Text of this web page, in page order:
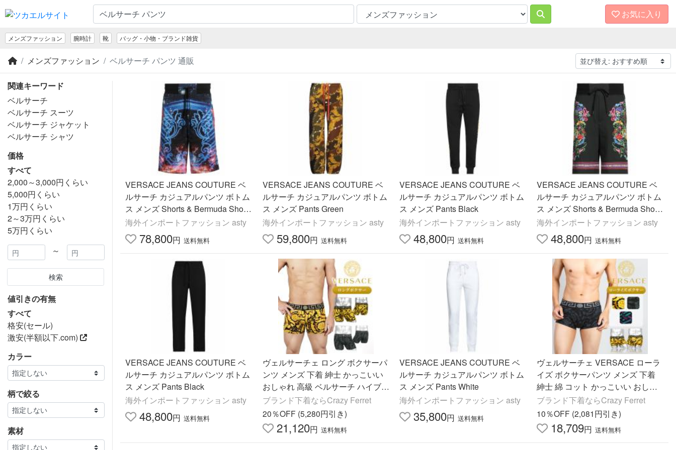
お気に入り
メンズファッション 腕時計 靴 バッグ・小物・ブランド雑貨
メンズファッション ベルサーチ パンツ 通販
関連キーワード
ベルサーチ
ベルサーチ スーツ
ベルサーチ ジャケット
ベルサーチ シャツ
価格
すべて
2,000～3,000円くらい
5,000円くらい
1万円くらい
2～3万円くらい
5万円くらい
～
検索
値引きの有無
すべて
格安(セール)
激安(半額以下.com)
カラー
柄で絞る
素材
VERSACE JEANS COUTURE ベ
ルサーチ カジュアルパンツ ボトム
ス メンズ Shorts & Bermuda Shorts
Black
海外インポートファッション asty
78,800円 送料無料
VERSACE JEANS COUTURE ベ
ルサーチ カジュアルパンツ ボトム
ス メンズ Pants Green
海外インポートファッション asty
59,800円 送料無料
VERSACE JEANS COUTURE ベ
ルサーチ カジュアルパンツ ボトム
ス メンズ Pants Black
海外インポートファッション asty
48,800円 送料無料
VERSACE JEANS COUTURE ベ
ルサーチ カジュアルパンツ ボトム
ス メンズ Shorts & Bermuda Shorts
Black
海外インポートファッション asty
48,800円 送料無料
VERSACE JEANS COUTURE ベ
ルサーチ カジュアルパンツ ボトム
ス メンズ Pants Black
海外インポートファッション asty
48,800円 送料無料
ヴェルサーチェ ロング ボクサーパ
ンツ メンズ 下着 紳士 かっこいい
おしゃれ 高級 ベルサーチ ハイブラ
ンド 前閉じ フラワー 花柄 ブラン
ド 高級 ハイブランド
ブランド下着ならCrazy Ferret
20％OFF (5,280円引き)
21,120円 送料無料
VERSACE JEANS COUTURE ベ
ルサーチ カジュアルパンツ ボトム
ス メンズ Pants White
海外インポートファッション asty
35,800円 送料無料
ヴェルサーチェ VERSACE ローラ
イズ ボクサーパンツ メンズ 下着
紳士 綿 コット かっこいい おしゃ
れ 高級 ベルサーチ 花柄 ブランド
新生活 ギフト
ブランド下着ならCrazy Ferret
10％OFF (2,081円引き)
18,709円 送料無料